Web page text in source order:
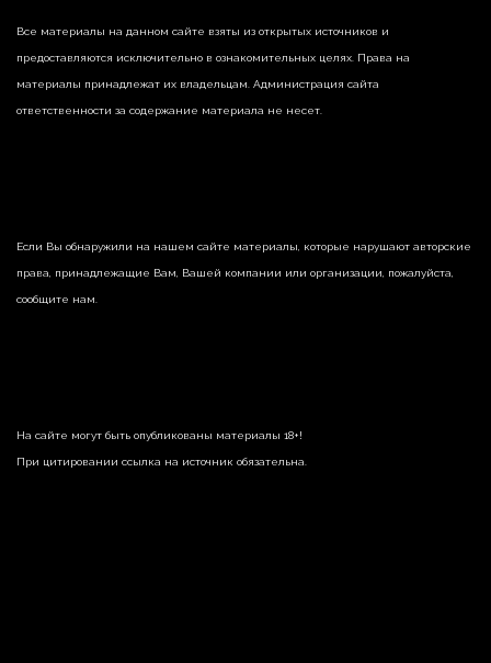
Все материалы на данном сайте взяты из открытых источников и
предоставляются исключительно в ознакомительных целях. Права на
материалы принадлежат их владельцам. Администрация сайта
ответственности за содержание материала не несет.
Если Вы обнаружили на нашем сайте материалы, которые нарушают авторские
права, принадлежащие Вам, Вашей компании или организации, пожалуйста,
сообщите нам.
На сайте могут быть опубликованы материалы 18+!
При цитировании ссылка на источник обязательна.